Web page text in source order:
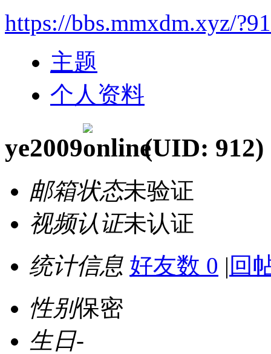
https://bbs.mmxdm.xyz/
主题
个人资料
ye2009 (UID: 912)
邮箱状态未验证
视频认证未认证
统计信息 好友数 0 | 回
性别保密
生日-